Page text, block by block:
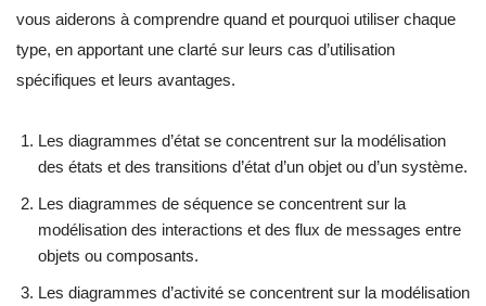
vous aiderons à comprendre quand et pourquoi utiliser chaque
type, en apportant une clarté sur leurs cas d’utilisation
spécifiques et leurs avantages.
Les diagrammes d’état se concentrent sur la modélisation
des états et des transitions d’état d’un objet ou d’un système.
Les diagrammes de séquence se concentrent sur la
modélisation des interactions et des flux de messages entre
objets ou composants.
Les diagrammes d’activité se concentrent sur la modélisation